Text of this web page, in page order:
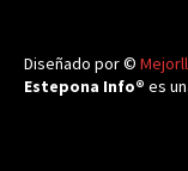
Diseñado por ©
Estepona Info® es